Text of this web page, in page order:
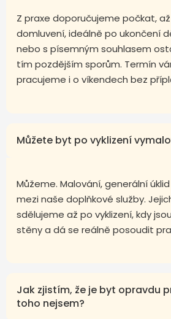
Z praxe doporučujeme počkat,
domluvení, ideálně po ukončení
nebo s písemným souhlasem
tím pozdějším sporům. Termín
pracujeme i o víkendech bez
Můžete byt po vyklizení
Můžeme. Malování, generální
mezi naše doplňkové služby.
sdělujeme až po vyklizení, kdy
stěny a dá se reálně posoudit
Jak zjistím, že je byt opravdu
toho nejsem?